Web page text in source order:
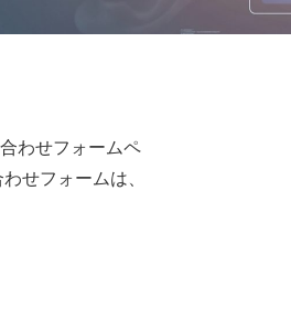
わせフォームペ
せフォームは、